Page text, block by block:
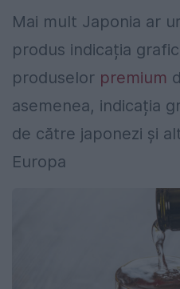
Mai mult Japonia ar
produs indicația
produselor premium
asemenea, indicația
de către japonezi și
Europa